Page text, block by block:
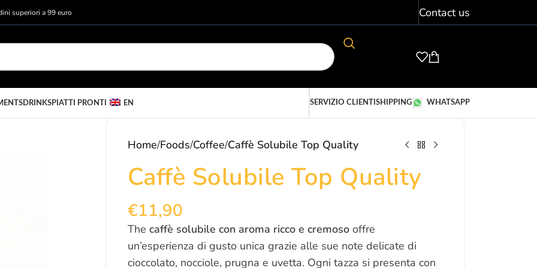
superiori a 99 euro Contact us
DRINKSPIATTI PRONTI EN SERVIZIO CLIENTI SHIPPING WHATSAPP
Home/Foods/Coffee/Caffè Solubile Top Quality
Caffè Solubile Top Quality
€11,90
The caffè solubile con aroma ricco e cremosooffre
un’esperienza di gusto unica grazie alle sue note delicate di
cioccolato, nocciole, prugna e uvetta. Ogni tazza si presenta con